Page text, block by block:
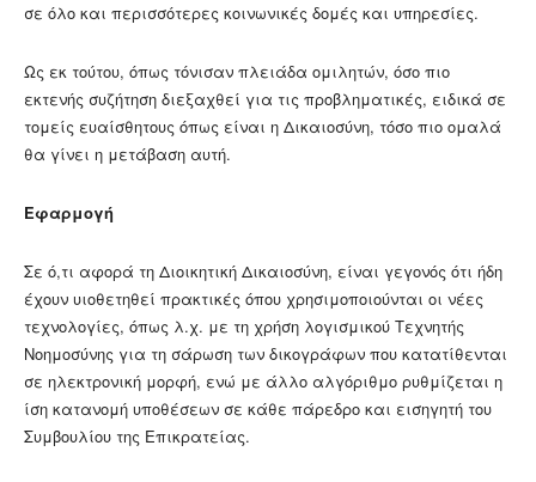
σε όλο και περισσότερες κοινωνικές δομές και υπηρεσίες.
Ως εκ τούτου, όπως τόνισαν πλειάδα ομιλητών, όσο πιο
εκτενής συζήτηση διεξαχθεί για τις προβληματικές, ειδικά σε
τομείς ευαίσθητους όπως είναι η Δικαιοσύνη, τόσο πιο ομαλά
θα γίνει η μετάβαση αυτή.
Εφαρμογή
Σε ό,τι αφορά τη Διοικητική Δικαιοσύνη, είναι γεγονός ότι ήδη
έχουν υιοθετηθεί πρακτικές όπου χρησιμοποιούνται οι νέες
τεχνολογίες, όπως λ.χ. με τη χρήση λογισμικού Τεχνητής
Νοημοσύνης για τη σάρωση των δικογράφων που κατατίθενται
σε ηλεκτρονική μορφή, ενώ με άλλο αλγόριθμο ρυθμίζεται η
ίση κατανομή υποθέσεων σε κάθε πάρεδρο και εισηγητή του
Συμβουλίου της Επικρατείας.